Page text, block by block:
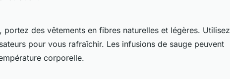
, portez des vêtements en fibres naturelles et légères. Utilisez
pour vous rafraîchir. Les infusions de sauge peuvent
corporelle.